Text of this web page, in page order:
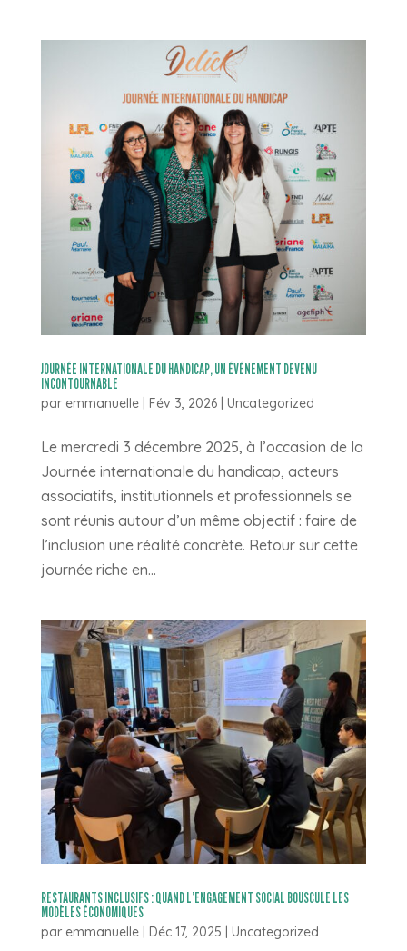
JOURNÉE INTERNATIONALE DU HANDICAP, UN ÉVÉNEMENT DEVENU
INCONTOURNABLE
par emmanuelle| Fév 3, 2026| Uncategorized
Le mercredi 3 décembre 2025, à l’occasion de la
Journée internationale du handicap, acteurs
associatifs, institutionnels et professionnels se
sont réunis autour d’un même objectif : faire de
l’inclusion une réalité concrète. Retour sur cette
journée riche en...
RESTAURANTS INCLUSIFS : QUAND L’ENGAGEMENT SOCIAL BOUSCULE LES
MODÈLES ÉCONOMIQUES
par emmanuelle| Déc 17, 2025 Uncategorized